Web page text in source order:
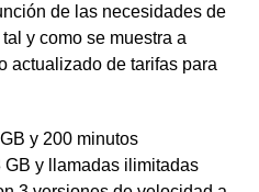
de las necesidades de
y como se muestra a
actualizado de tarifas para
y 200 minutos
GB y llamadas ilimitadas